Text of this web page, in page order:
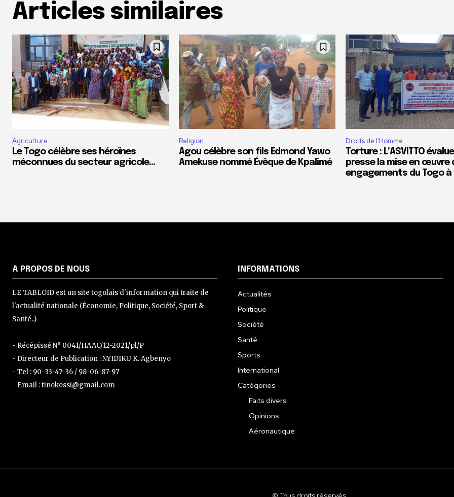
Articles similaires
Agriculture
Le Togo célèbre ses héroïnes
méconnues du secteur agricole…
Religion
Agou célèbre son fils Edmond Yawo
Amekuse nommé Évêque de Kpalimé
Droits de l'Homme
Torture : L’ASVITTO
presse la mise en œuvre
engagements du Togo à
A PROPOS DE NOUS
LE TABLOID est un site togolais d'information qui traite de
l'actualité nationale (Économie, Politique, Société, Sport &
Santé..)
- Récépissé N° 0041/HAAC/12-2021/pl/P
- Directeur de Publication : NYIDIKU K. Agbenyo
- Tel : 90-33-47-36 / 98-06-87-97
- Email : tinokossi@gmail.com
INFORMATIONS
Actualités
Politique
Société
Santé
Sports
International
Catégories
Faits divers
Opinions
Aéronautique